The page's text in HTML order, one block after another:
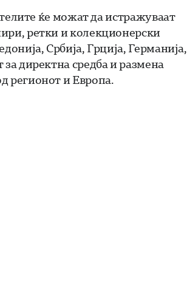
ќе можат да истражуваат
ретки и колекционерски
Србија, Грција, Германија,
директна средба и размена
регионот и Европа.